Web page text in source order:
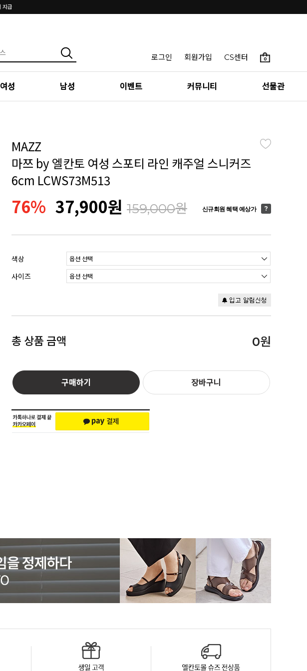
로그인 회원가입 CS센터 0
여성 남성 이벤트 커뮤니티 선물관
MAZZ
마쯔 by 엘칸토 여성 스포티 라인 캐주얼 스니커즈
6cm LCWS73M513
76% 37,900원 159,000원 신규회원 혜택 예상가
색상
사이즈
총 상품 금액 0원
구매하기 장바구니